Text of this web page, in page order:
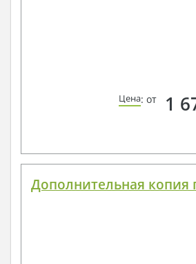
Цена: от 1
Дополнительная копия